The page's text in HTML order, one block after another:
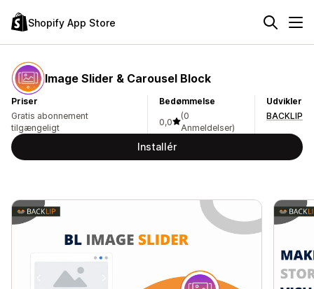
Shopify App Store
Image Slider & Carousel Block
Priser
Gratis abonnement
tilgængeligt
Bedømmelse
0,0
(0
Anmeldelser)
Udvikler
BACKLIP
Installér